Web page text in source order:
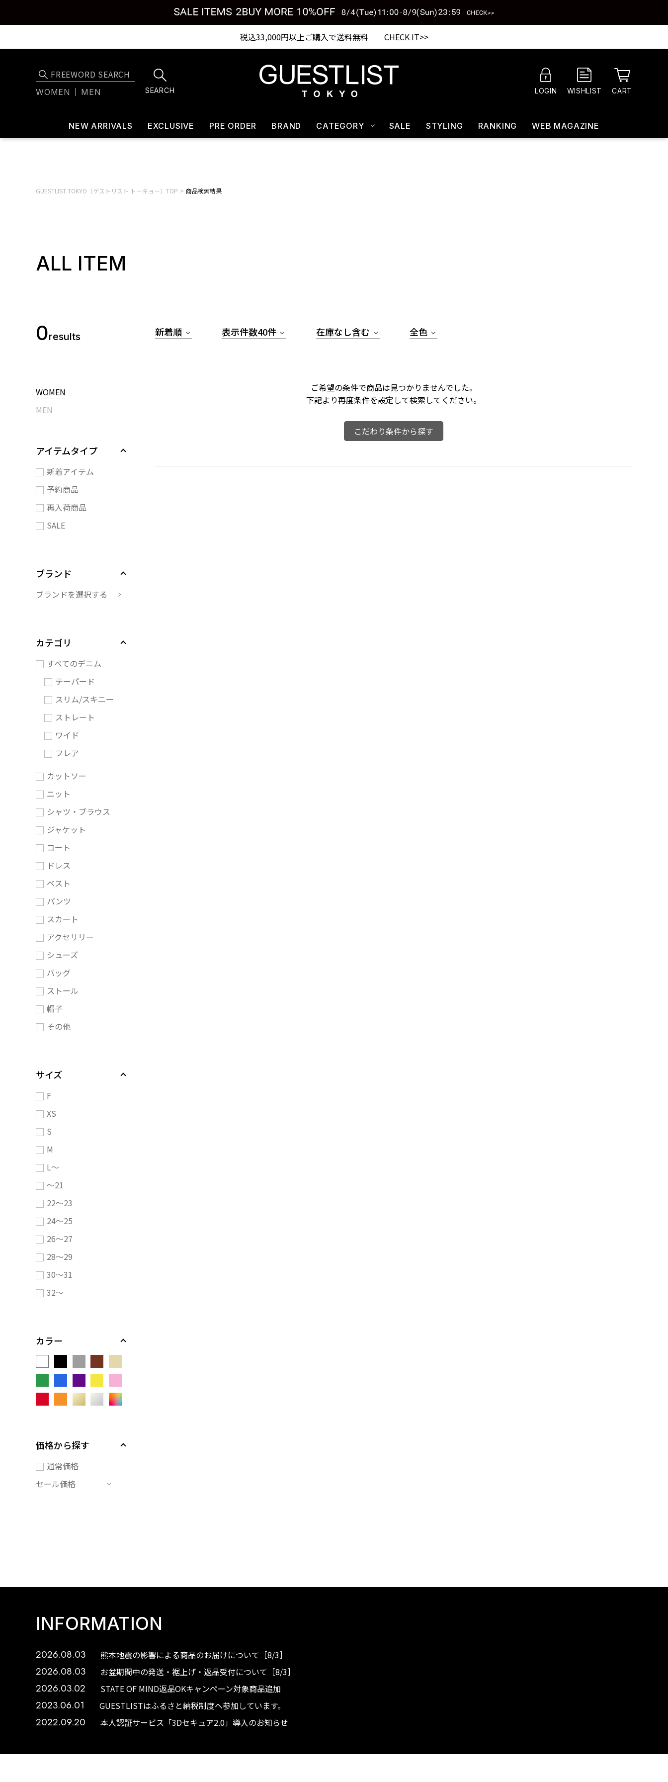
税込33,000円以上ご購入で送料無料 CHECK IT>>
WOMEN MEN SEARCH LOGIN WISHLIST CART
NEW ARRIVALS EXCLUSIVE PRE ORDER BRAND CATEGORY SALE STYLING RANKING WEB MAGAZINE
GUESTLIST TOKYO（ゲストリスト トーキョー）TOP 商品検索結果
ALL ITEM
0results
WOMEN
MEN
アイテムタイプ
新着アイテム
予約商品
再入荷商品
SALE
ブランド
ブランドを選択する
カテゴリ
すべてのデニム
テーパード
スリム/スキニー
ストレート
ワイド
フレア
カットソー
ニット
シャツ・ブラウス
ジャケット
コート
ドレス
ベスト
パンツ
スカート
アクセサリー
シューズ
バッグ
ストール
帽子
その他
サイズ
F
XS
S
M
L～
～21
22～23
24～25
26～27
28～29
30～31
32～
カラー
価格から探す
通常価格
セール価格
新着順 表示件数40件 在庫なし含む 全色
ご希望の条件で商品は見つかりませんでした。
下記より再度条件を設定して検索してください。
こだわり条件から探す
INFORMATION
2026.08.03 熊本地震の影響による商品のお届けについて［8/3］
2026.08.03 お盆期間中の発送・裾上げ・返品受付について［8/3］
2026.03.02 STATE OF MIND返品OKキャンペーン対象商品追加
2023.06.01 GUESTLISTはふるさと納税制度へ参加しています。
2022.09.20 本人認証サービス「3Dセキュア2.0」導入のお知らせ